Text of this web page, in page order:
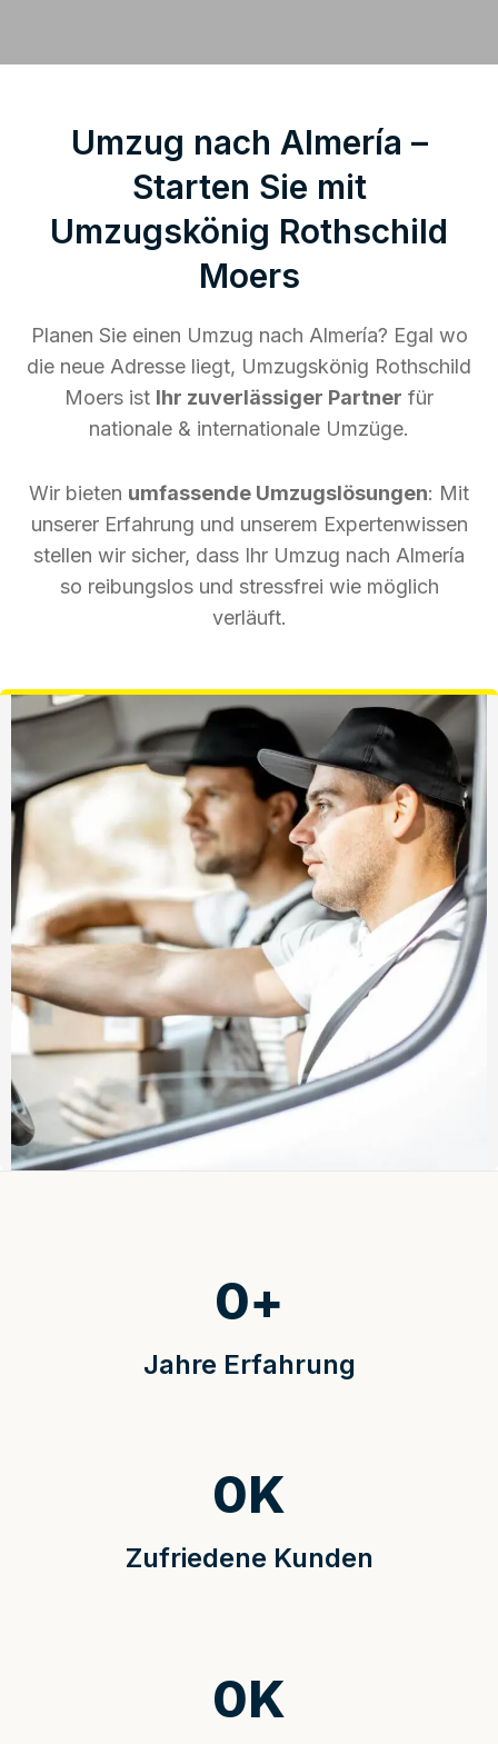
Umzug nach Almería –
Starten Sie mit
Umzugskönig Rothschild
Moers
Planen Sie einen Umzug nach Almería? Egal wo
die neue Adresse liegt, Umzugskönig Rothschild
Moers ist Ihr zuverlässiger Partner für
nationale & internationale Umzüge.
Wir bieten umfassende Umzugslösungen: Mit
unserer Erfahrung und unserem Expertenwissen
stellen wir sicher, dass Ihr Umzug nach Almería
so reibungslos und stressfrei wie möglich
verläuft.
Jahre Erfahrung
0+
Zufriedene Kunden
0K
0K